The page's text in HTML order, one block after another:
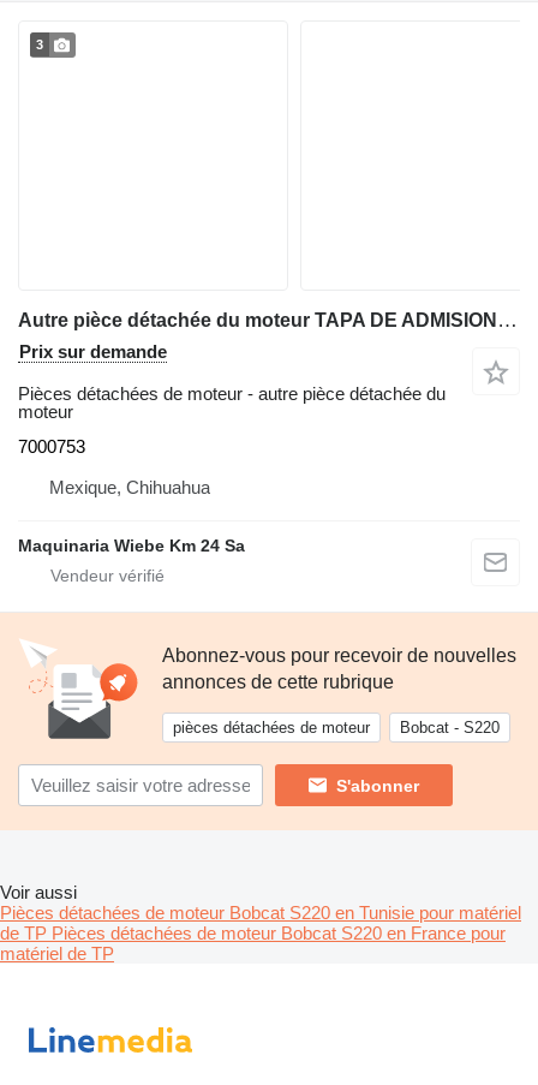
3
Autre pièce détachée du moteur TAPA DE ADMISION 7000753 pour mini-chargeuse Bobcat S160
Prix sur demande
Pièces détachées de moteur - autre pièce détachée du
moteur
7000753
Mexique, Chihuahua
Maquinaria Wiebe Km 24 Sa
Abonnez-vous pour recevoir de nouvelles
annonces de cette rubrique
pièces détachées de moteur Bobcat - S220
S'abonner
Voir aussi
Pièces détachées de moteur Bobcat S220 en Tunisie pour matériel
de TP Pièces détachées de moteur Bobcat S220 en France pour
matériel de TP